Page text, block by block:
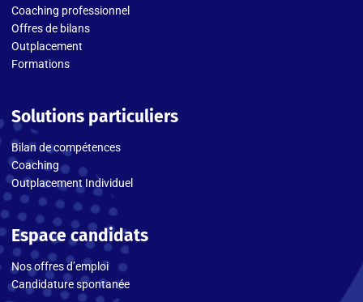
Coaching professionnel
Offres de bilans
Outplacement
Formations
Solutions particuliers
Bilan de compétences
Coaching
Outplacement Individuel
Espace candidats
Nos offres d’emploi
Candidature spontanée